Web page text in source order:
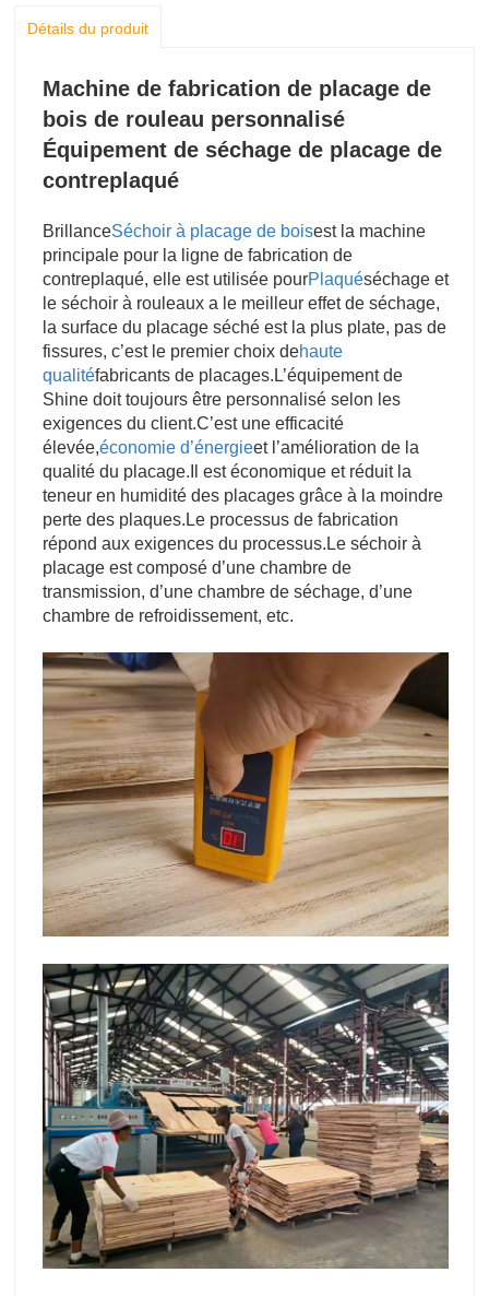
Détails du produit
Machine de fabrication de placage de
bois de rouleau personnalisé
Équipement de séchage de placage de
contreplaqué
BrillanceSéchoir à placage de boisest la machine
principale pour la ligne de fabrication de
contreplaqué, elle est utilisée pourPlaquéséchage et
le séchoir à rouleaux a le meilleur effet de séchage,
la surface du placage séché est la plus plate, pas de
fissures, c’est le premier choix dehaute
qualitéfabricants de placages. L’équipement de
Shine doit toujours être personnalisé selon les
exigences du client.C’est une efficacité
élevée,économie d’énergieet l’amélioration de la
qualité du placage. Il est économique et réduit la
teneur en humidité des placages grâce à la moindre
perte des plaques. Le processus de fabrication
répond aux exigences du processus. Le séchoir à
placage est composé d’une chambre de
transmission, d’une chambre de séchage, d’une
chambre de refroidissement, etc.